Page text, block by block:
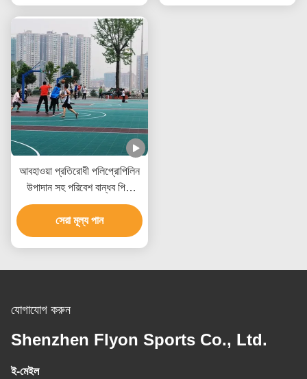
আবহাওয়া প্রতিরোধী পলিপ্রোপিলিন
উপাদান সহ পরিবেশ বান্ধব পিপি
টাইলস স্পোর্টস ফ্লোরিং
সেরা মূল্য পান
যোগাযোগ করুন
Shenzhen Flyon Sports Co., Ltd.
ই-মেইল